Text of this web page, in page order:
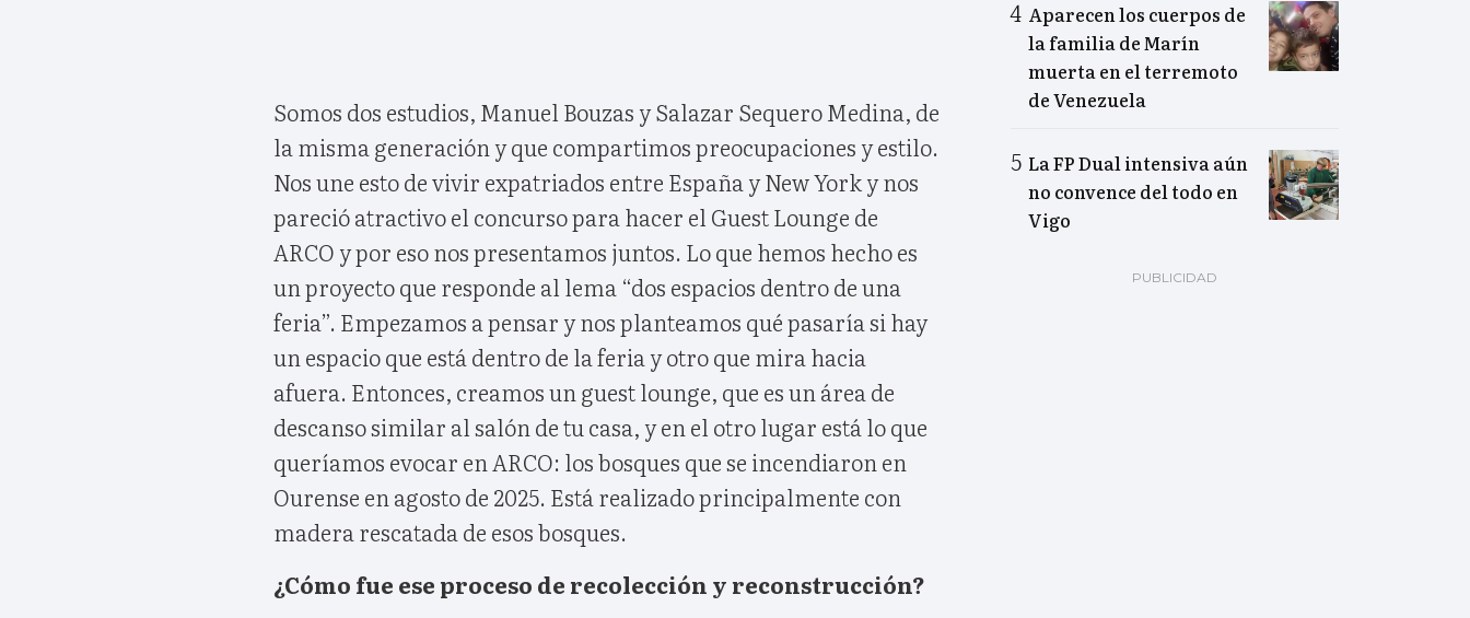
Somos dos estudios, Manuel Bouzas y Salazar Sequero Medina, de
la misma generación y que compartimos preocupaciones y estilo.
Nos une esto de vivir expatriados entre España y New York y nos
pareció atractivo el concurso para hacer el Guest Lounge de
ARCO y por eso nos presentamos juntos. Lo que hemos hecho es
un proyecto que responde al lema “dos espacios dentro de una
feria”. Empezamos a pensar y nos planteamos qué pasaría si hay
un espacio que está dentro de la feria y otro que mira hacia
afuera. Entonces, creamos un guest lounge, que es un área de
descanso similar al salón de tu casa, y en el otro lugar está lo que
queríamos evocar en ARCO: los bosques que se incendiaron en
Ourense en agosto de 2025. Está realizado principalmente con
madera rescatada de esos bosques.
¿Cómo fue ese proceso de recolección y reconstrucción?
Aparecen los cuerpos de
la familia de Marín
muerta en el terremoto
de Venezuela
La FP Dual intensiva aún
no convence del todo en
Vigo